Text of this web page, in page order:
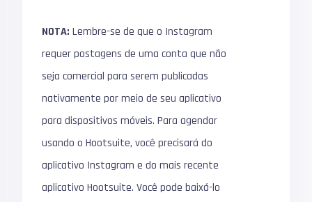
NOTA: Lembre-se de que o Instagram
requer postagens de uma conta que não
seja comercial para serem publicadas
nativamente por meio de seu aplicativo
para dispositivos móveis. Para agendar
usando o Hootsuite, você precisará do
aplicativo Instagram e do mais recente
aplicativo Hootsuite. Você pode baixá-lo